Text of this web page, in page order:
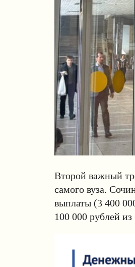
Второй важный
самого вуза.
выплаты (3 400
100 000 рублей